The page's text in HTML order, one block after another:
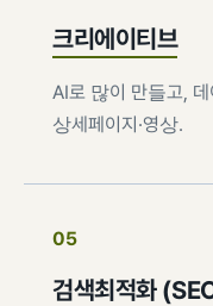
크리에이티브
AI로 많이 만들고, 데
상세페이지·영상.
05
검색최적화